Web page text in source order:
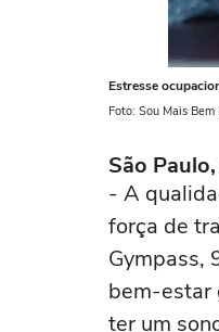
Estresse
Foto: Sou Mais Bem
São
- A
força de
Gympass,
bem-estar
ter um